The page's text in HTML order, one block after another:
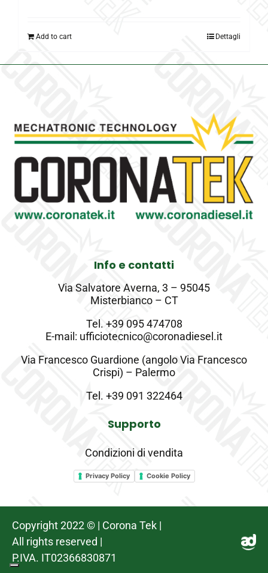
Add to cart Dettagli
Info e contatti
Via Salvatore Averna, 3 – 95045
Misterbianco – CT
Tel. +39 095 474708
E-mail: ufficiotecnico@coronadiesel.it
Via Francesco Guardione (angolo Via Francesco
Crispi) – Palermo
Tel. +39 091 322464
Supporto
Condizioni di vendita
Privacy Policy Cookie Policy
Copyright 2022 © | Corona Tek |
All rights reserved |
P.IVA. IT02366830871